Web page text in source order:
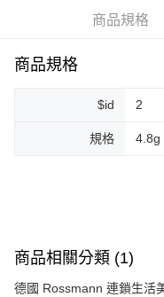
悠遊付
全家純取貨 (先付款
每筆NT$80，滿NT$999(含
商品規格
商品規格
$id 2
規格 4.8g
商品相關分類 (1)
德國 Rossmann 連鎖生活